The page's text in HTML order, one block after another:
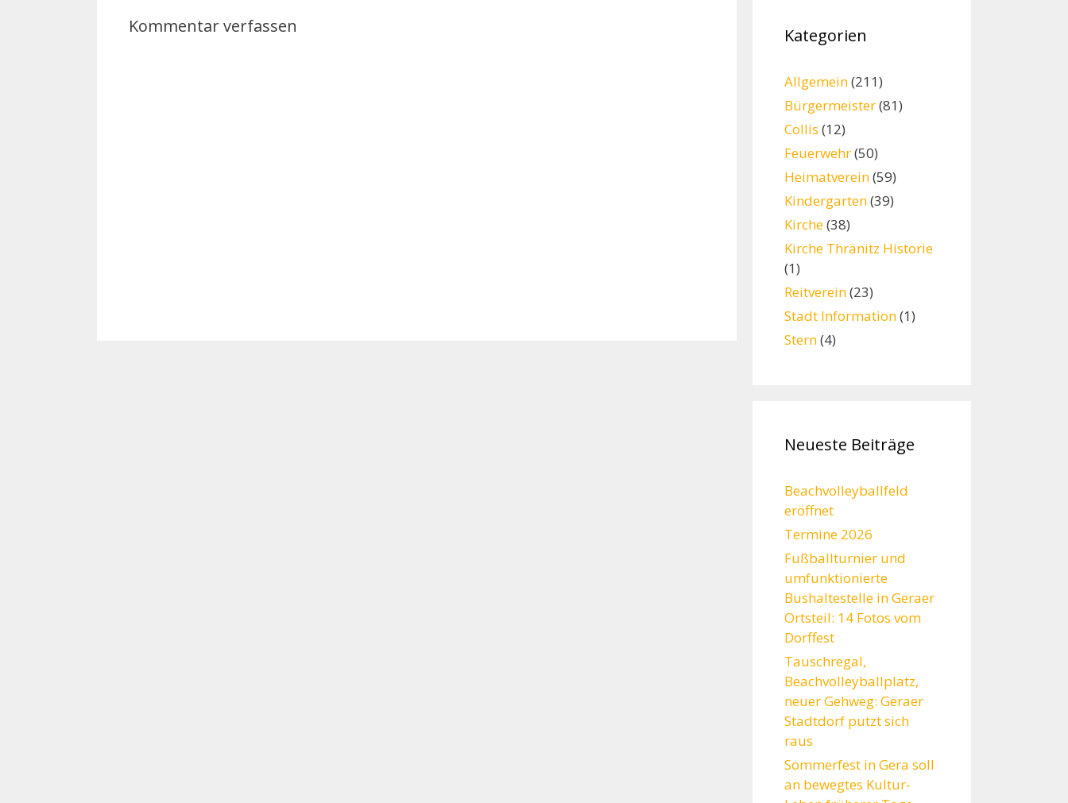
Kommentar verfassen Kategorien
Allgemein(211)
Bürgermeister(81)
Collis (12)
Feuerwehr(50)
Heimatverein(59)
Kindergarten(39)
Kirche(38)
Kirche Thränitz Historie
(1)
Reitverein(23)
Stadt Information(1)
Stern(4)
Neueste Beiträge
Beachvolleyballfeld
eröffnet
Termine 2026
Fußballturnier und
umfunktionierte
Bushaltestelle in Geraer
Ortsteil: 14 Fotos vom
Dorffest
Tauschregal,
Beachvolleyballplatz,
neuer Gehweg: Geraer
Stadtdorf putzt sich
raus
Sommerfest in Gera soll
an bewegtes Kultur-